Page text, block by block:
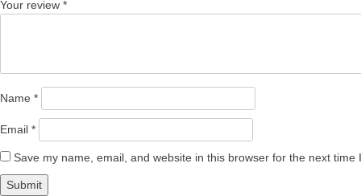
Your review *
Name *
Email *
Save my name, email, and website in this browser for the next time